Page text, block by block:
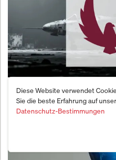
Kratos verdoppelt
Quadratmeter Mega-
eröffnet
Diese Website verwendet
Sie die beste Erfahrung auf
Datenschutz-Bestimmungen